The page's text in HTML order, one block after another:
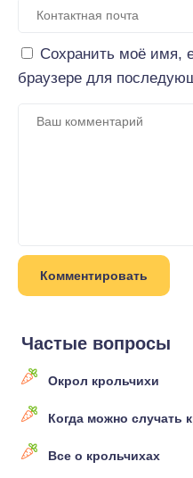
Сохранить моё имя,
браузере для
Частые вопросы
Окрол крольчихи
Когда можно случать
Все о крольчихах